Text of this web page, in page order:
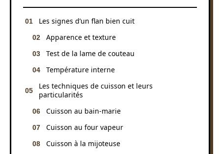
Les signes d’un flan bien cuit
Apparence et texture
Test de la lame de couteau
Température interne
Les techniques de cuisson et leurs
particularités
Cuisson au bain-marie
Cuisson au four vapeur
Cuisson à la mijoteuse